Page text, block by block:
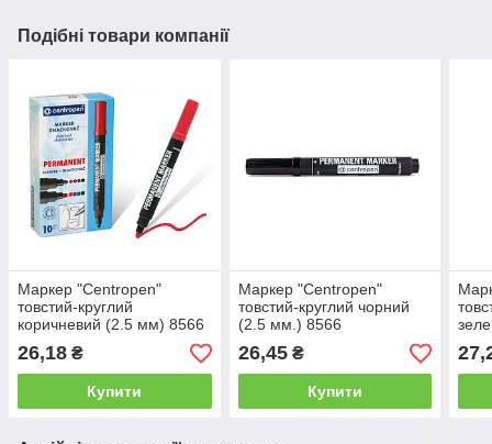
Подібні товари компанії
Маркер "Centropen"
товстий-круглий
коричневий (2.5 мм) 8566
26,18 ₴
Купити
Маркер "Centropen"
товстий-круглий чорний
(2.5 мм.) 8566
26,45₴
Купити